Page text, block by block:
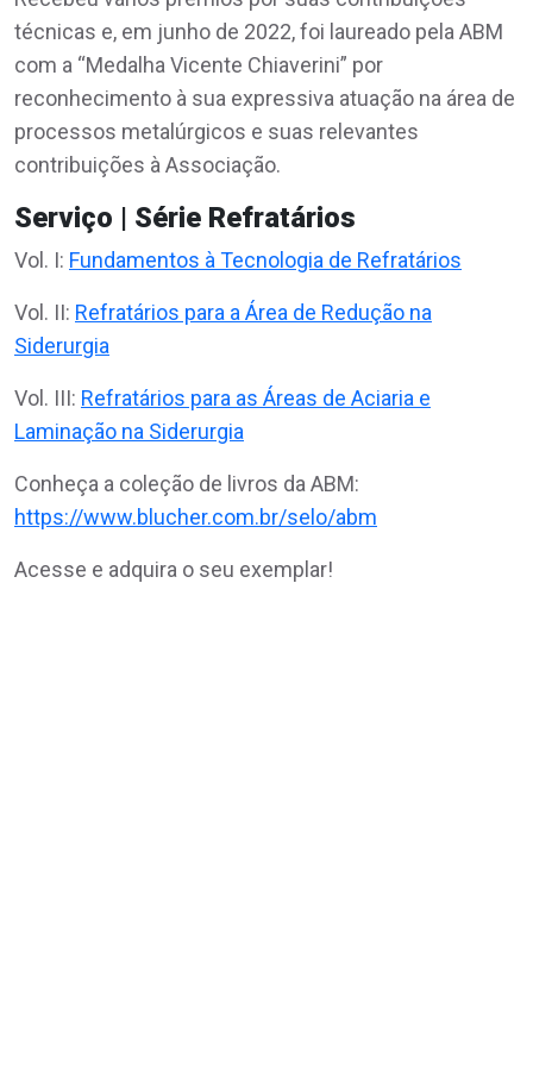
técnicas e, em junho de 2022, foi laureado pela ABM
com a “Medalha Vicente Chiaverini” por
reconhecimento à sua expressiva atuação na área de
processos metalúrgicos e suas relevantes
contribuições à Associação.
Serviço | Série Refratários
Vol. I: Fundamentos à Tecnologia de Refratários
Vol. II: Refratários para a Área de Redução na
Siderurgia
Vol. III: Refratários para as Áreas de Aciaria e
Laminação na Siderurgia
Conheça a coleção de livros da ABM:
https://www.blucher.com.br/selo/abm
Acesse e adquira o seu exemplar!